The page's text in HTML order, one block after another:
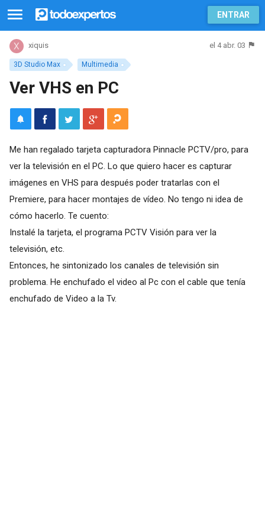
ENTRAR
3D Studio Max Multimedia
xiquis el 4 abr. 03
Ver VHS en PC
Me han regalado tarjeta capturadora Pinnacle PCTV/pro, para
ver la televisión en el PC. Lo que quiero hacer es capturar
imágenes en VHS para después poder tratarlas con el
Premiere, para hacer montajes de vídeo. No tengo ni idea de
cómo hacerlo. Te cuento:
Instalé la tarjeta, el programa PCTV Visión para ver la
televisión, etc.
Entonces, he sintonizado los canales de televisión sin
problema. He enchufado el video al Pc con el cable que tenía
enchufado de Video a la Tv.